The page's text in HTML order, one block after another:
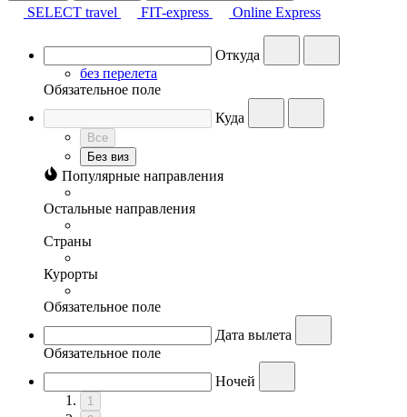
SELECT travel
FIT-express Online Express
Откуда
без перелета
Обязательное поле
Куда
Все
Без виз
Популярные направления
Остальные направления
Страны
Курорты
Обязательное поле
Дата вылета
Обязательное поле
Ночей
1